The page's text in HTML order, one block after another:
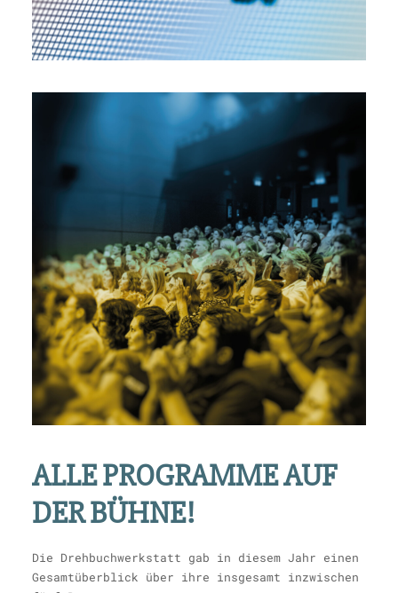
ALLE PROGRAMME AUF
DER BÜHNE!
Die Drehbuchwerkstatt gab in diesem Jahr einen
Gesamtüberblick über ihre insgesamt inzwischen